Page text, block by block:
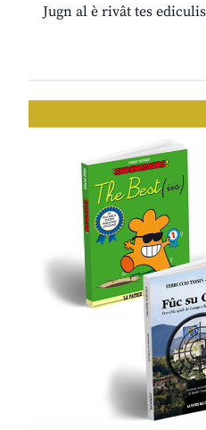
Jugn al è rivât tes